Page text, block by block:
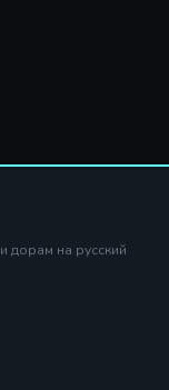
дорам на русский